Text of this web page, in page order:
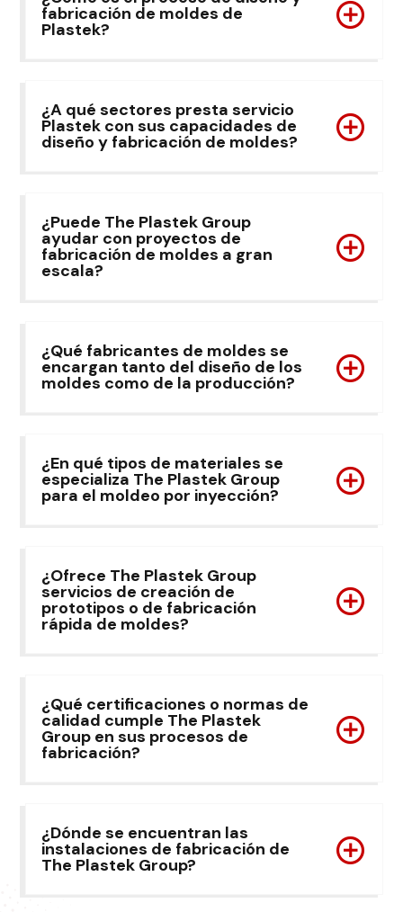
fabricación de moldes de
Plastek?
¿A qué sectores presta servicio
Plastek con sus capacidades de
diseño y fabricación de moldes?
¿Puede The Plastek Group
ayudar con proyectos de
fabricación de moldes a gran
escala?
¿Qué fabricantes de moldes se
encargan tanto del diseño de los
moldes como de la producción?
¿En qué tipos de materiales se
especializa The Plastek Group
para el moldeo por inyección?
¿Ofrece The Plastek Group
servicios de creación de
prototipos o de fabricación
rápida de moldes?
¿Qué certificaciones o normas de
calidad cumple The Plastek
Group en sus procesos de
fabricación?
¿Dónde se encuentran las
instalaciones de fabricación de
The Plastek Group?